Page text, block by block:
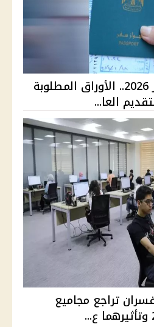
استخراج جواز السفر 2026.. الأوراق المطلوبة
العا...
تراجع مجاميع